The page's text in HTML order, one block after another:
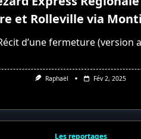
et Rolleville via
d’une fermeture (version
Raphaël Fév 2, 2025
Les reportages